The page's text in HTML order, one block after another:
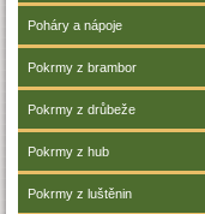
Poháry a nápoje
Pokrmy z brambor
Pokrmy z drůbeže
Pokrmy z hub
Pokrmy z luštěnin